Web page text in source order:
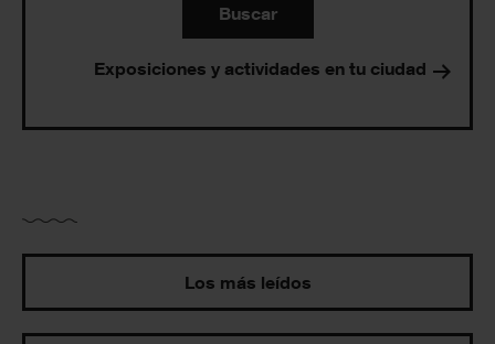
Buscar
Exposiciones y actividades en tu ciudad
Los más leídos